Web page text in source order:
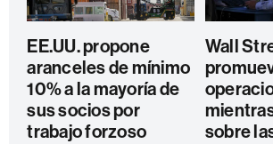
EE.UU. propone
aranceles de mínimo
10% a la mayoría de
sus socios por
trabajo forzoso
Wall
sobre